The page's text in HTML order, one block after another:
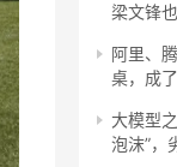
梁文锋
阿里、
桌，成
大模型
泡沫”，